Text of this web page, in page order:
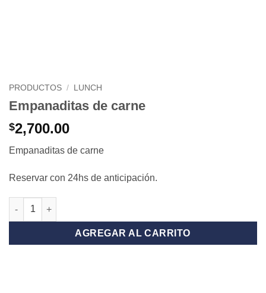
PRODUCTOS / LUNCH
Empanaditas de carne
$2,700.00
Empanaditas de carne
Reservar con 24hs de anticipación.
Empanaditas de carne cantidad
AGREGAR AL CARRITO